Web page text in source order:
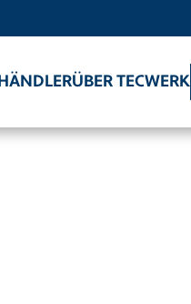
HÄNDLERÜBER TECWERK